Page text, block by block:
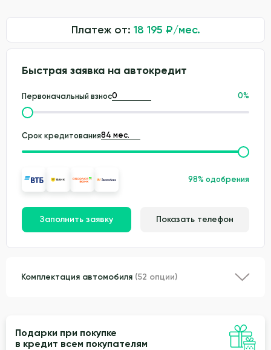
Платеж от: 18 195 ₽/мес.
Быстрая заявка на автокредит
Первоначальный взнос 0%
Срок кредитования
98% одобрения
Заполнить заявку Показать телефон
Комплектация автомобиля (52 опции)
Подарки при покупке
в кредит всем покупателям